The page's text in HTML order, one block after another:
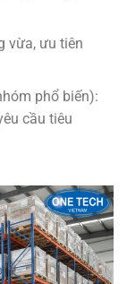
vừa, ưu tiên
phổ biến):
cầu tiêu